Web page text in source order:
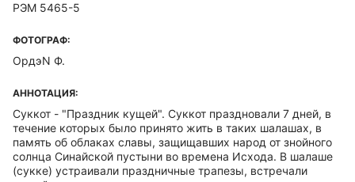
РЭМ 5465-5
ФОТОГРАФ:
ОрдэN Ф.
АННОТАЦИЯ:
Суккот - "Праздник кущей". Суккот праздновали 7 дней, в
течение которых было принято жить в таких шалашах, в
память об облаках славы, защищавших народ от знойного
солнца Синайской пустыни во времена Исхода. В шалаше
(сукке) устраивали праздничные трапезы, встречали